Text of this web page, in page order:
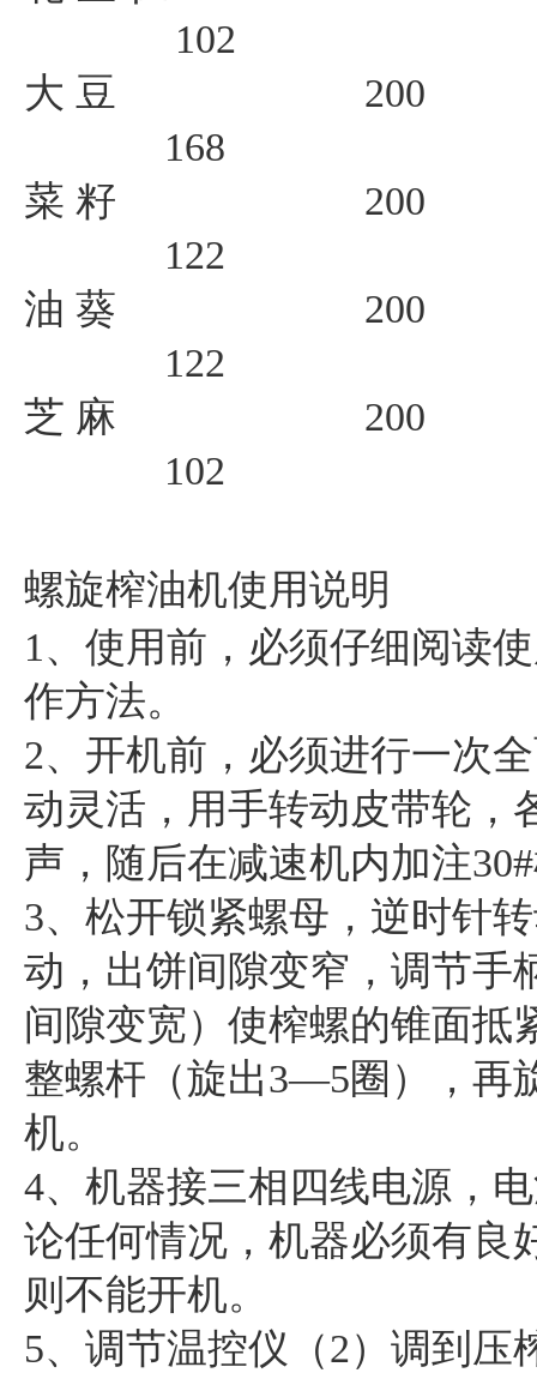
102
大 豆 200
168
菜 籽 200
122
油 葵 200
122
芝 麻 200
102
螺旋榨油机使用说明
1、使用前，必须仔细阅读
作方法。
2、开机前，必须进行一次
动灵活，用手转动皮带轮，
声，随后在减速机内加注
3、松开锁紧螺母，逆时针
动，出饼间隙变窄，调节手
间隙变宽）使榨螺的锥面抵
整螺杆（旋出3—5圈），再
机。
4、机器接三相四线电源，
论任何情况，机器必须有良
则不能开机。
5、调节温控仪（2）调到